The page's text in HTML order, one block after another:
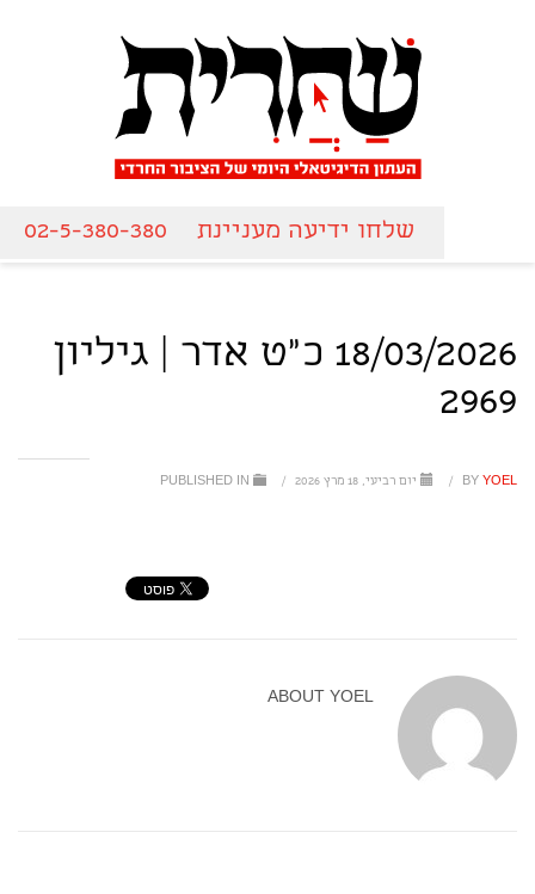
שלחו ידיעה מעניינת 02-5-380-380
18/03/2026 כ"ט אדר | גיליון
2969
BY YOEL
/ יום רביעי, 18 מרץ 2026 /
ABOUT YOEL